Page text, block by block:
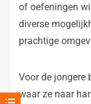
of oefeningen
diverse
prachtige
Voor de jongere
waar ze naar